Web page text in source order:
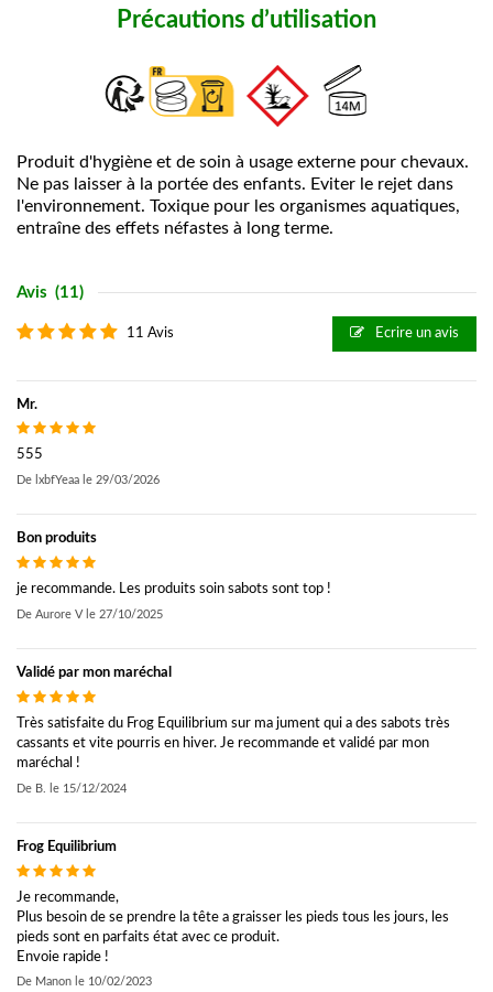
Précautions d’utilisation
Produit d'hygiène et de soin à usage externe pour chevaux.
Ne pas laisser à la portée des enfants. Eviter le rejet dans
l'environnement. Toxique pour les organismes aquatiques,
entraîne des effets néfastes à long terme.
Avis (11)
11 Avis Ecrire un avis
Mr.
555
De lxbfYeaa le 29/03/2026
Bon produits
je recommande. Les produits soin sabots sont top !
De Aurore Vle 27/10/2025
Validé par mon maréchal
Très satisfaite du Frog Equilibrium sur ma jument qui a des sabots très
cassants et vite pourris en hiver. Je recommande et validé par mon
maréchal !
De B. le 15/12/2024
Frog Equilibrium
Je recommande,
Plus besoin de se prendre la tête a graisser les pieds tous les jours, les
pieds sont en parfaits état avec ce produit.
Envoie rapide !
De Manon le 10/02/2023